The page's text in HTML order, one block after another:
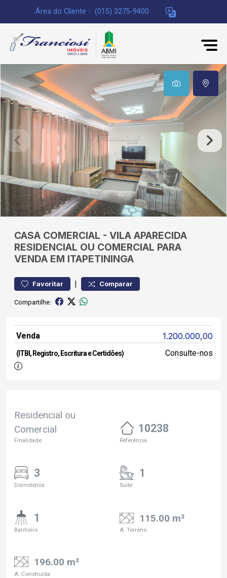
Área do Cliente (015) 3275-9400
CASA COMERCIAL - VILA APARECIDA
RESIDENCIAL OU COMERCIAL PARA
VENDA EM ITAPETININGA
Favoritar | Comparar
Compartilhe:
Venda 1.200.000,00
(ITBI, Registro, Escritura e Certidões) Consulte-nos
Residencial ou
Comercial
Finalidade
10238
Referência
3
Dormitórios
1
Suite
1
Banheiro
115.00 m²
A. Terreno
196.00 m²
A. Construída